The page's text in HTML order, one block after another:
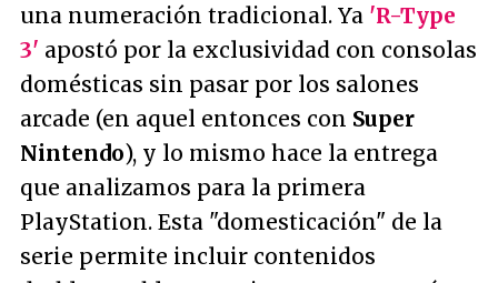
una numeración tradicional. Ya 'R-Type
3' apostó por la exclusividad con consolas
domésticas sin pasar por los salones
arcade (en aquel entonces con Super
Nintendo), y lo mismo hace la entrega
que analizamos para la primera
PlayStation. Esta "domesticación" de la
serie permite incluir contenidos